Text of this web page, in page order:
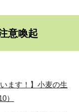
意喚起
ます！】小麦の生
）